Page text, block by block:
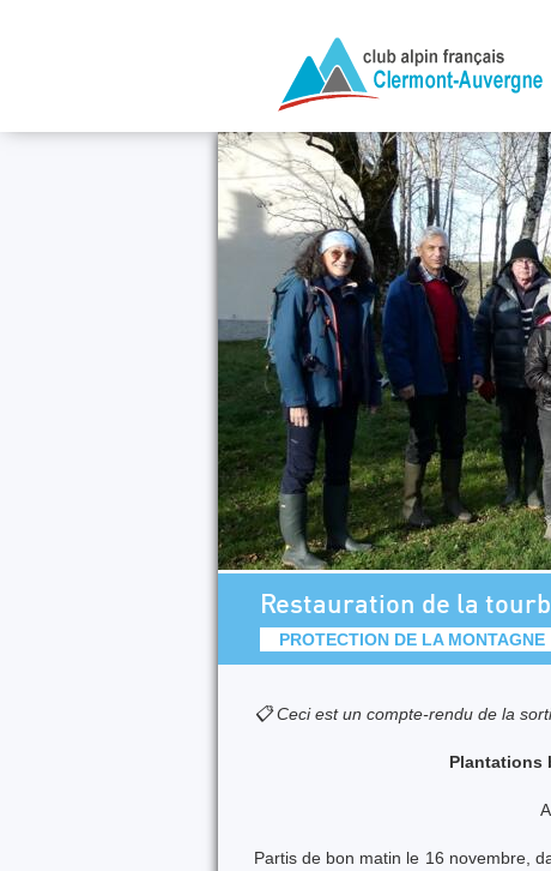
Restauration de la
PROTECTION DE LA MONTAGNE
📋 Ceci est un compte-rendu de la
Plantations
Partis de bon matin le 16 novembre,